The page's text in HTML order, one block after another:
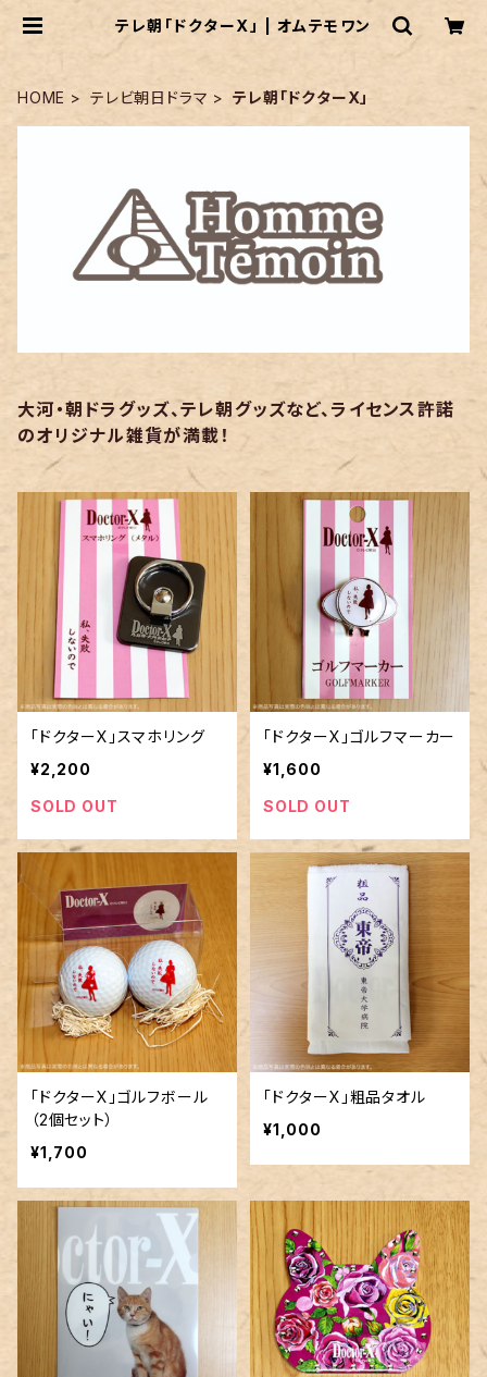
テレ朝「ドクターX」 | オムテモワン
HOME テレビ朝日ドラマ テレ朝「ドクターX」
大河・朝ドラグッズ、テレ朝グッズなど、ライセンス許諾
のオリジナル雑貨が満載！
「ドクターX」スマホリング
¥2,200
SOLD OUT
「ドクターX」ゴルフマーカー
¥1,600
SOLD OUT
「ドクターX」ゴルフボール
（2個セット）
¥1,700
「ドクターX」粗品タオル
¥1,000